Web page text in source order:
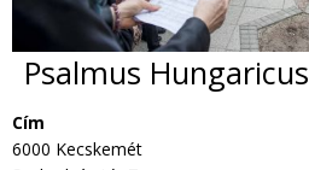
Psalmus Hungaricus
Cím
6000 Kecskemét